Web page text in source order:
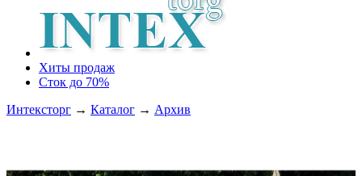
Хиты продаж
Сток до 70%
Интексторг → Каталог → Архив